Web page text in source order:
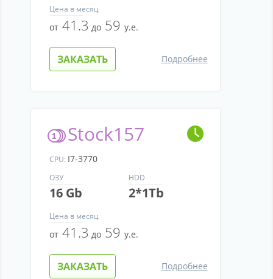
Цена в месяц
от41.3 до59 у.е.
ЗАКАЗАТЬ Подробнее
Stock157
CPU: I7-3770
ОЗУ
16 Gb
HDD
2*1Tb
Цена в месяц
от41.3 до59 у.е.
ЗАКАЗАТЬ Подробнее